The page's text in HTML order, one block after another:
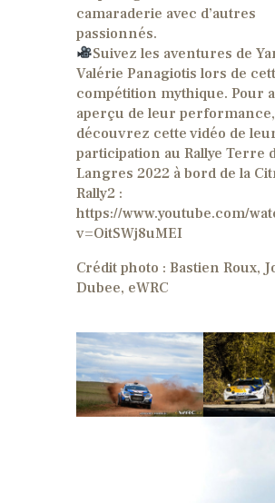
camaraderie avec d’autres
passionnés.
Suivez les aventures de
Valérie Panagiotis lors de
compétition mythique. Pour
aperçu de leur performance,
découvrez cette vidéo de
participation au Rallye Terre
Langres 2022 à bord de la
Rally2 :
https://www.youtube.com/
v=OitSWj8uMEI
Crédit photo : Bastien Roux,
Dubee, eWRC